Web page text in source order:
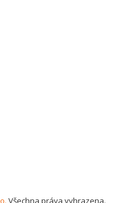
Všechna práva vyhrazena.